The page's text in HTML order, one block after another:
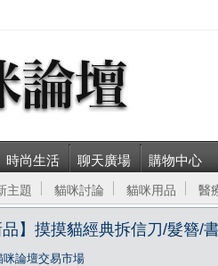
時尚生活 聊天廣場 購物中心
主題 貓咪討論 貓咪用品 醫
】摸摸貓經典拆信刀/髮簪/
咪論壇交易市場